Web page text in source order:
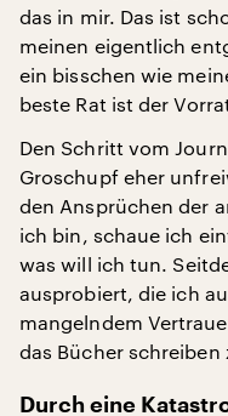
das in mir. Das ist
meinen eigentlich
ein bisschen wie
beste Rat ist der
Den Schritt vom
Groschupf eher
den Ansprüchen der
ich bin, schaue ich
was will ich tun.
ausprobiert, die ich
mangelndem
das Bücher schreiben
Durch eine